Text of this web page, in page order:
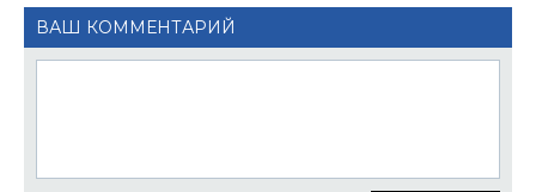
ВАШ КОММЕНТАРИЙ